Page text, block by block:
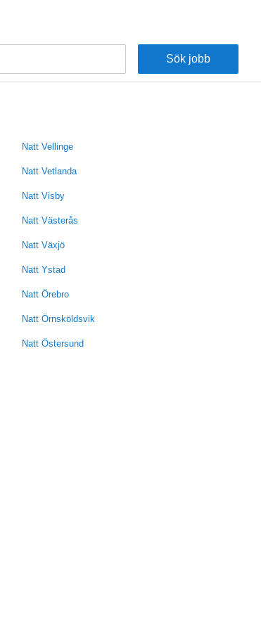
Natt Vellinge
Natt Vetlanda
Natt Visby
Natt Västerås
Natt Växjö
Natt Ystad
Natt Örebro
Natt Örnsköldsvik
Natt Östersund